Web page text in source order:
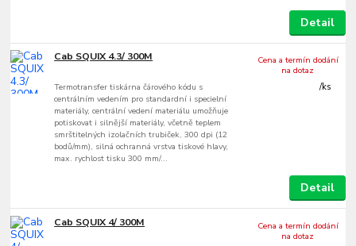
Detail
Cab SQUIX 4.3/ 300M
Termotransfer tiskárna čárového kódu s
centrálním vedením pro standardní i specielní
materiály, centrální vedení materiálu umožňuje
potiskovat i silnější materiály, včetně teplem
smrštitelných izolačních trubiček, 300 dpi (12
bodů/mm), silná ochranná vrstva tiskové hlavy,
max. rychlost tisku 300 mm/...
/ks
Cena a termín dodání
na dotaz
Detail
Cab SQUIX 4/ 300M
Cena a termín dodání
na dotaz